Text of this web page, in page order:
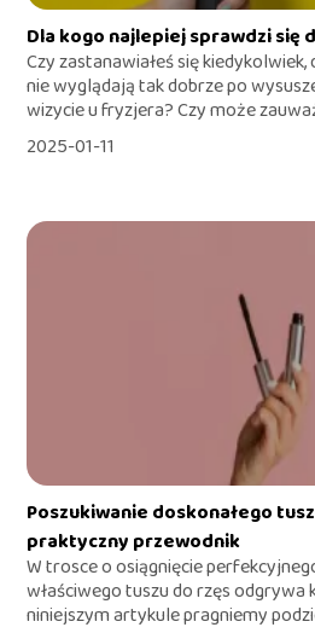
Dla kogo najlepiej sprawdzi się
Czy zastanawiałeś się
nie wyglądają tak dobrze po
wizycie u fryzjera? Czy może
2025-01-11
Poszukiwanie doskonałego
praktyczny przewodnik
W trosce o osiągnięcie
właściwego tuszu do rzęs odgrywa
niniejszym artykule pragniemy